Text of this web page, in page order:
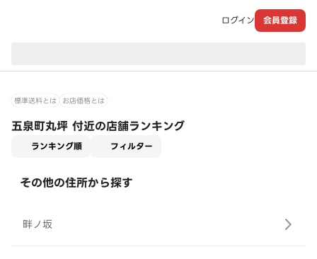
ログイン 会員登録
標準送料とは お店価格とは
五泉町丸坪 付近の店舗ランキング
ランキング順 フィルター
その他の住所から探す
畔ノ坂